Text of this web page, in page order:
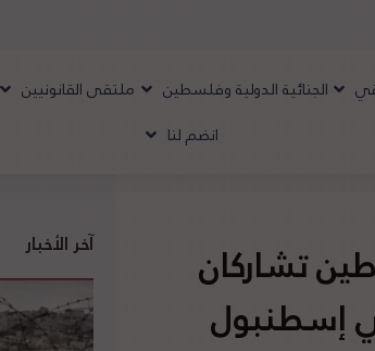
الجنائية الدولية وفلسطين ملتقى القانونيين
انضم لنا
تشاركان
إسطنبول
آخر الأخبار